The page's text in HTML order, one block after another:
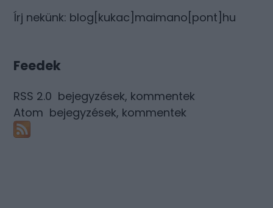
Írj nekünk: blog[kukac]maimano[pont]hu
Feedek
RSS 2.0 bejegyzések, kommentek
Atom bejegyzések, kommentek